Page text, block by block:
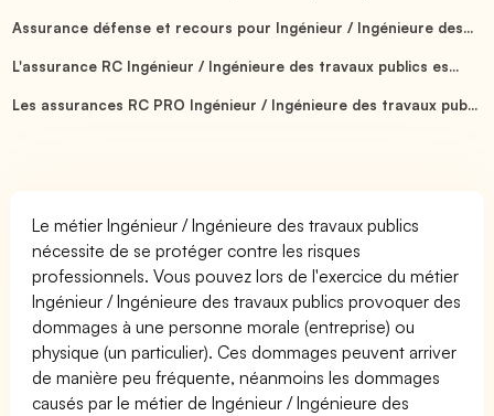
Assurance défense et recours pour Ingénieur / Ingénieure des...
L'assurance RC Ingénieur / Ingénieure des travaux publics es...
Les assurances RC PRO Ingénieur / Ingénieure des travaux pub...
Le métier Ingénieur / Ingénieure des travaux publics
nécessite de se protéger contre les risques
professionnels. Vous pouvez lors de l'exercice du métier
Ingénieur / Ingénieure des travaux publics provoquer des
dommages à une personne morale (entreprise) ou
physique (un particulier). Ces dommages peuvent arriver
de manière peu fréquente, néanmoins les dommages
causés par le métier de Ingénieur / Ingénieure des